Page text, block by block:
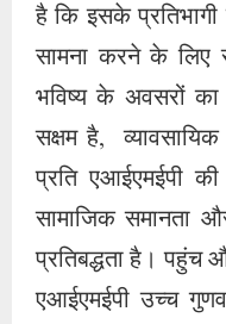
है कि इसके
सामना करने के लिए
भविष्य के अवसरों का
सक्षम है,
प्रति एआईएमईपी
सामाजिक समानता
प्रतिबद्धता है। पहुंच
एआईएमईपी उच्च